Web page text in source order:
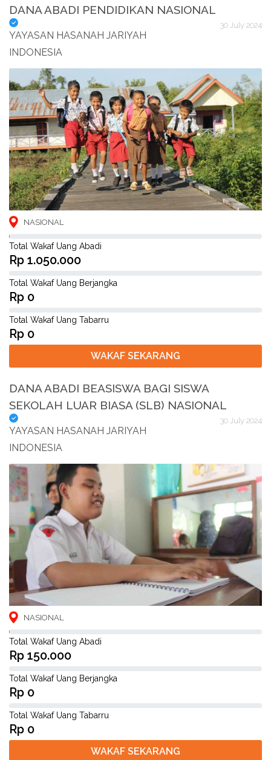
DANA ABADI PENDIDIKAN NASIONAL
YAYASAN HASANAH JARIYAH
INDONESIA
30 July 2024
NASIONAL
Total Wakaf Uang Abadi
Rp 1.050.000
Total Wakaf Uang Berjangka
Rp 0
Total Wakaf Uang Tabarru
Rp 0
WAKAF SEKARANG
DANA ABADI BEASISWA BAGI SISWA
SEKOLAH LUAR BIASA (SLB) NASIONAL
YAYASAN HASANAH JARIYAH
INDONESIA
30 July 2024
NASIONAL
Total Wakaf Uang Abadi
Rp 150.000
Total Wakaf Uang Berjangka
Rp 0
Total Wakaf Uang Tabarru
Rp 0
WAKAF SEKARANG